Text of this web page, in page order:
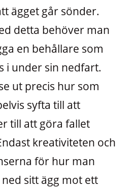
ägget går sönder.
detta behöver man
en behållare som
i under sin nedfart.
ut precis hur som
syfta till att
till att göra fallet
kreativiteten och
för hur man
sitt ägg mot ett